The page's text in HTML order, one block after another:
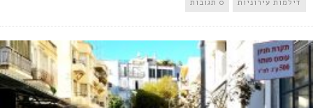
דילמות עירוניות 0 תגובות